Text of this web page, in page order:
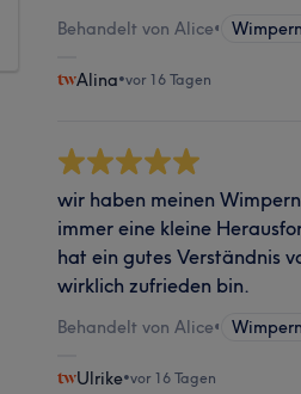
Behandelt von Alice•
Alina•vor 16 Tagen
wir haben meinen
immer eine kleine
hat ein gutes Verständnis
wirklich zufrieden bin.
Behandelt von Alice•
Ulrike•vor 16 Tagen